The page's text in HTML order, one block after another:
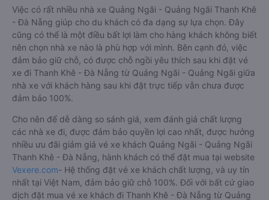
Việc có rất nhiều nhà xe Quảng Ngãi - Quảng Ngãi Thanh Khê
- Đà Nẵng giúp cho du khách có đa dạng sự lựa chọn. Đây
cũng có thể là một điều bất lợi làm cho hàng khách không biết
nên chọn nhà xe nào là phù hợp với mình. Bên cạnh đó, việc
đảm bảo giữ chỗ, có được chỗ ngồi yêu thích sau khi đặt vé
xe đi Thanh Khê - Đà Nẵng từ Quảng Ngãi - Quảng Ngãi giữa
nhà xe với khách hàng sau khi đặt trực tiếp vẫn chưa được
đảm bảo 100%.
Cho nên để dễ dàng so sánh giá, xem đánh giá chất lượng
các nhà xe đi, được đảm bảo quyền lợi cao nhất, được hưởng
nhiều ưu đãi giảm giá vé xe khách Quảng Ngãi - Quảng Ngãi
Thanh Khê - Đà Nẵng, hành khách có thể đặt mua tại website
Vexere.com- Hệ thống đặt vé xe khách chất lượng, và uy tín
nhất tại Việt Nam, đảm bảo giữ chỗ 100%. Đối với bất cứ giao
dịch đặt mua vé xe khách đi Thanh Khê - Đà Nẵng từ Quảng